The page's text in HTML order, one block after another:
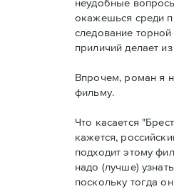
неудобные
окажешься среди
следование
приличий делает
Впрочем, роман я
фильму.
Что касается
кажется,
подходит этому
надо (лучше)
поскольку тогда